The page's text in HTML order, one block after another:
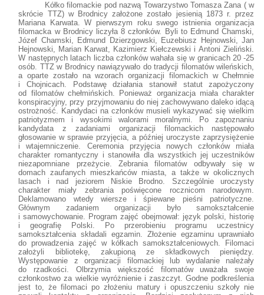
Kółko filomackie pod nazwą Towarzystwo Tomasza Zana ( w
skrócie TTZ) w Brodnicy założone zostało jesienią 1873 r. przez
Mariana Karwata. W pierwszym roku swego istnienia organizacja
filomacka w Brodnicy liczyła 8 członków. Byli to Edmund Chamski,
Józef Chamski, Edmund Dzierzgowski, Euzebiusz Hejnowski, Jan
Hejnowski, Marian Karwat, Kazimierz Kiełczewski i Antoni Zieliński.
W następnych latach liczba członków wahała się w granicach 20 -25
osób. TTZ w Brodnicy nawiązywało do tradycji filomatów wileńskich,
a oparte zostało na wzorach organizacji filomackich w Chełmnie
i Chojnicach. Podstawę działania stanowił statut zapożyczony
od filomatów chełmińskich. Ponieważ organizacja miała charakter
konspiracyjny, przy przyjmowaniu do niej zachowywano daleko idącą
ostrożność. Kandydaci na członków musieli wykazywać się wielkim
patriotyzmem i wysokimi walorami moralnymi. Po zapoznaniu
kandydata z zadaniami organizacji filomackich następowało
głosowanie w sprawie przyjęcia, a później uroczyste zaprzysiężenie
i wtajemniczenie. Ceremonia przyjęcia nowych członków miała
charakter romantyczny i stanowiła dla wszystkich jej uczestników
niezapomniane przeżycie. Zebrania filomatów odbywały się w
domach zaufanych mieszkańców miasta, a także w okolicznych
lasach i nad jeziorem Niskie Brodno. Szczególnie uroczysty
charakter miały zebrania poświęcone rocznicom narodowym.
Deklamowano wtedy wiersze i śpiewane pieśni patriotyczne.
Głównym zadaniem organizacji było samokształcenie
i samowychowanie. Program zajęć obejmował: język polski, historię
i geografię Polski. Po przerobieniu programu uczestnicy
samokształcenia składali egzamin. Złożenie egzaminu uprawniało
do prowadzenia zajęć w kółkach samokształceniowych. Filomaci
założyli bibliotekę, zakupioną ze składkowych pieniędzy.
Występowanie z organizacji filomackiej lub wydalanie należały
do rzadkości. Olbrzymia większość filomatów uważała swoje
członkostwo za wielkie wyróżnienie i zaszczyt. Godne podkreślenia
jest to, że filomaci po złożeniu matury i opuszczeniu szkoły nie